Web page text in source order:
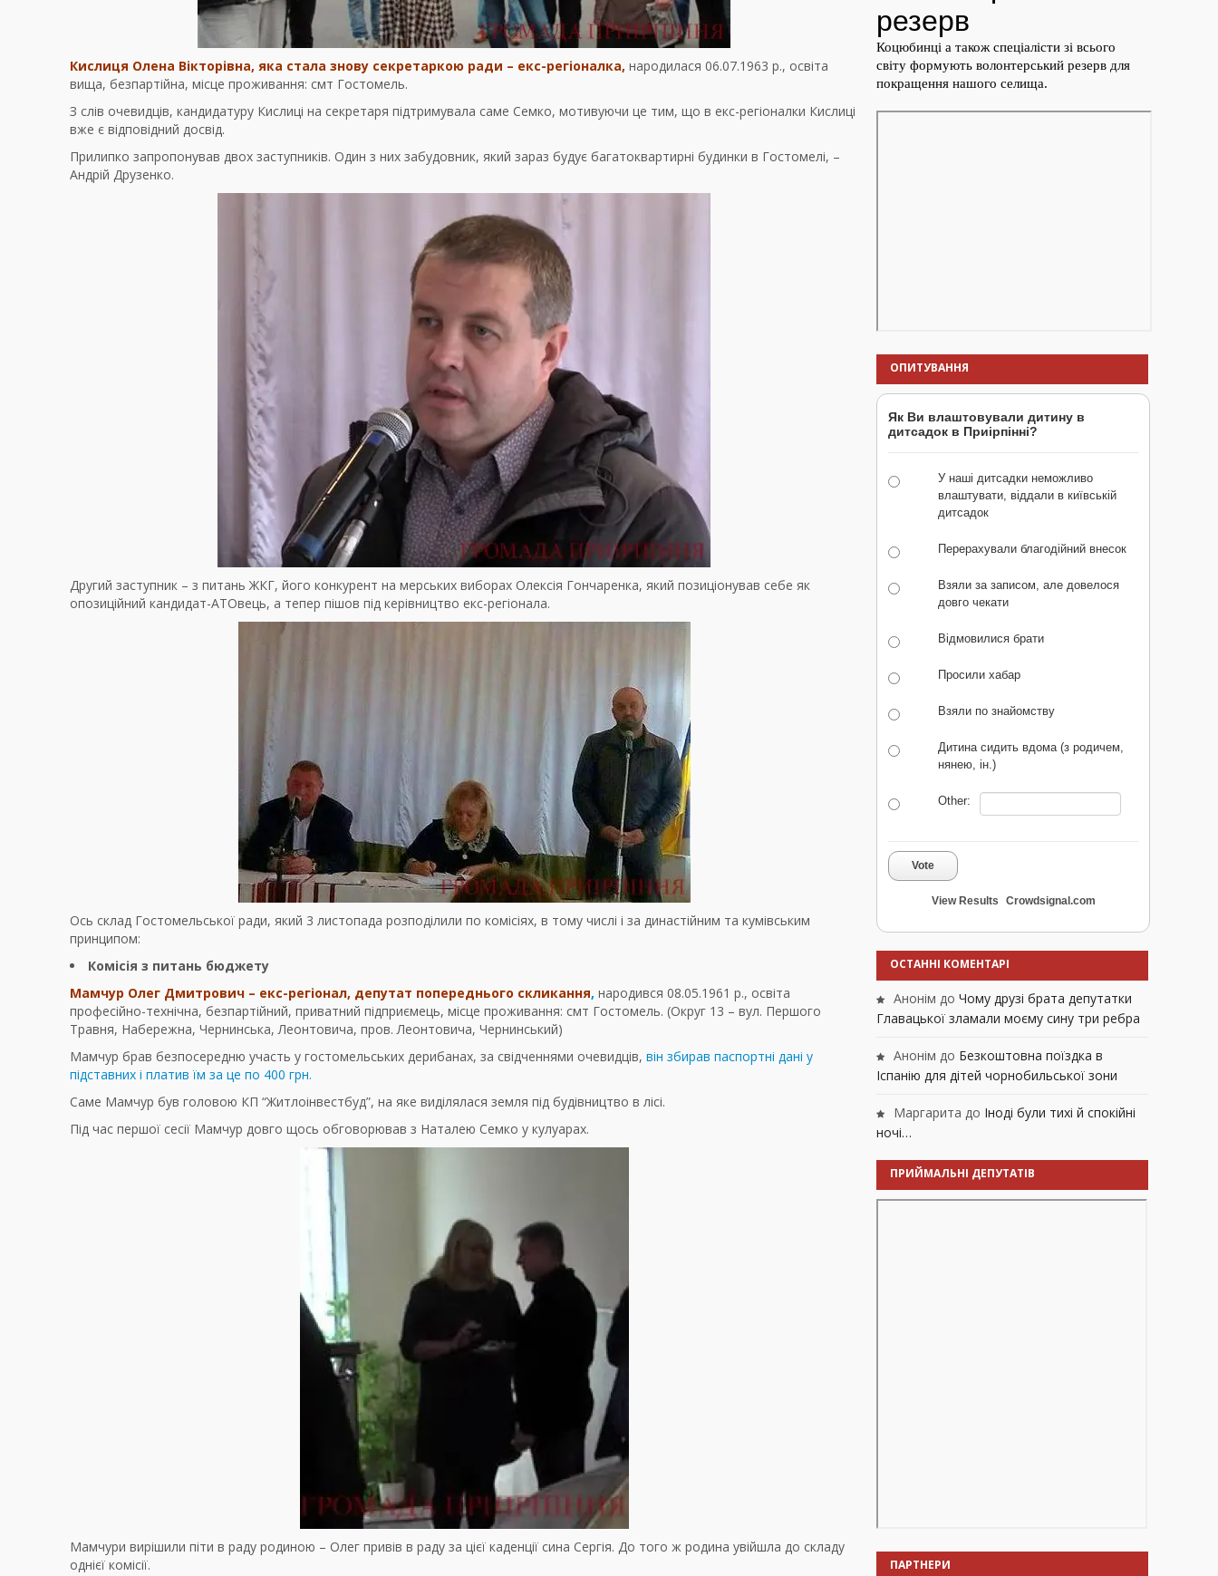
Кислиця Олена Вікторівна, яка стала знову секретаркою ради – екс-регіоналка, народилася 06.07.1963 р., освіта
вища, безпартійна, місце проживання: смт Гостомель.
З слів очевидців, кандидатуру Кислиці на секретаря підтримувала саме Семко, мотивуючи це тим, що в екс-регіоналки Кислиці
вже є відповідний досвід.
Прилипко запропонував двох заступників. Один з них забудовник, який зараз будує багатоквартирні будинки в Гостомелі, –
Андрій Друзенко.
Другий заступник – з питань ЖКГ, його конкурент на мерських виборах Олексія Гончаренка, який позиціонував себе як
опозиційний кандидат-АТОвець, а тепер пішов під керівництво екс-регіонала.
Ось склад Гостомельської ради, який 3 листопада розподілили по комісіях, в тому числі і за династійним та кумівським
принципом:
Комісія з питань бюджету
Мамчур Олег Дмитрович – екс-регіонал, депутат попереднього скликання, народився 08.05.1961 р., освіта
професійно-технічна, безпартійний, приватний підприємець, місце проживання: смт Гостомель. (Округ 13 – вул. Першого
Травня, Набережна, Чернинська, Леонтовича, пров. Леонтовича, Чернинський)
Мамчур брав безпосередню участь у гостомельських дерибанах, за свідченнями очевидців, він збирав паспортні дані у
підставних і платив їм за це по 400 грн.
Саме Мамчур був головою КП “Житлоінвестбуд”, на яке виділялася земля під будівництво в лісі.
Під час першої сесії Мамчур довго щось обговорював з Наталею Семко у кулуарах.
Мамчури вирішили піти в раду родиною – Олег привів в раду за цієї каденції сина Сергія. До того ж родина увійшла до складу
однієї комісії.
ОПИТУВАННЯ
Як Ви влаштовували дитину в
дитсадок в Приірпінні?
У наші дитсадки неможливо
влаштувати, віддали в київській
дитсадок
Перерахували благодійний внесок
Взяли за записом, але довелося
довго чекати
Відмовилися брати
Просили хабар
Взяли по знайомству
Дитина сидить вдома (з родичем,
нянею, ін.)
Other:
Vote
View Results Crowdsignal.com
ОСТАННІ КОМЕНТАРІ
Анонім до Чому друзі брата депутатки
Главацької зламали моєму сину три ребра
Анонім до Безкоштовна поїздка в
Іспанію для дітей чорнобильської зони
Маргарита до Іноді були тихі й спокійні
ночі…
ПРИЙМАЛЬНІ ДЕПУТАТІВ
ПАРТНЕРИ